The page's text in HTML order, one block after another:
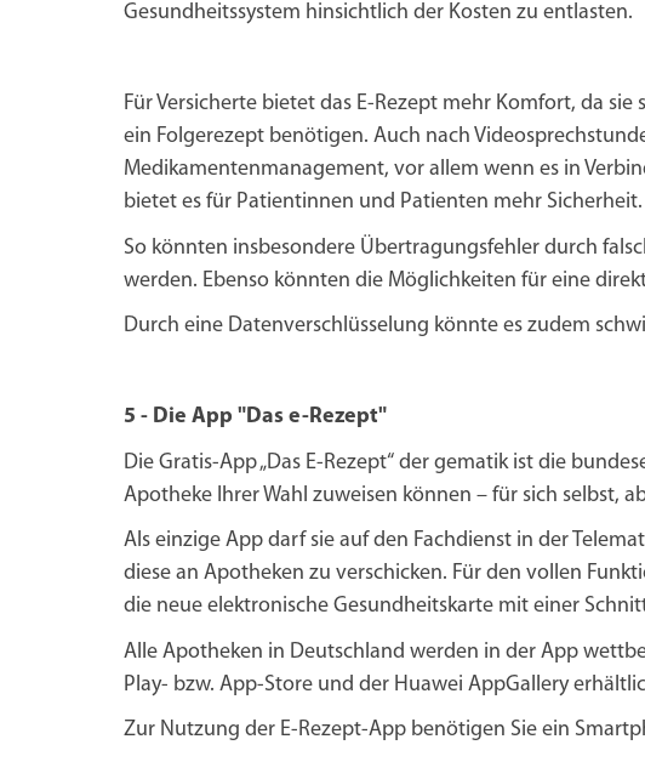
Gesundheitssystem hinsichtlich der Kosten zu entlasten.
Für Versicherte bietet das E-Rezept mehr Komfort, da
ein Folgerezept benötigen. Auch nach
Medikamentenmanagement, vor allem wenn es in
bietet es für Patientinnen und Patienten mehr Sicherheit.
So könnten insbesondere Übertragungsfehler durch
werden. Ebenso könnten die Möglichkeiten für eine
Durch eine Datenverschlüsselung könnte es zudem
5 - Die App "Das e-Rezept"
Die Gratis-App „Das E-Rezept“ der gematik ist die
Apotheke Ihrer Wahl zuweisen können – für sich selbst,
Als einzige App darf sie auf den Fachdienst in der
diese an Apotheken zu verschicken. Für den vollen
die neue elektronische Gesundheitskarte mit einer
Alle Apotheken in Deutschland werden in der App
Play- bzw. App-Store und der Huawei AppGallery
Zur Nutzung der E-Rezept-App benötigen Sie ein